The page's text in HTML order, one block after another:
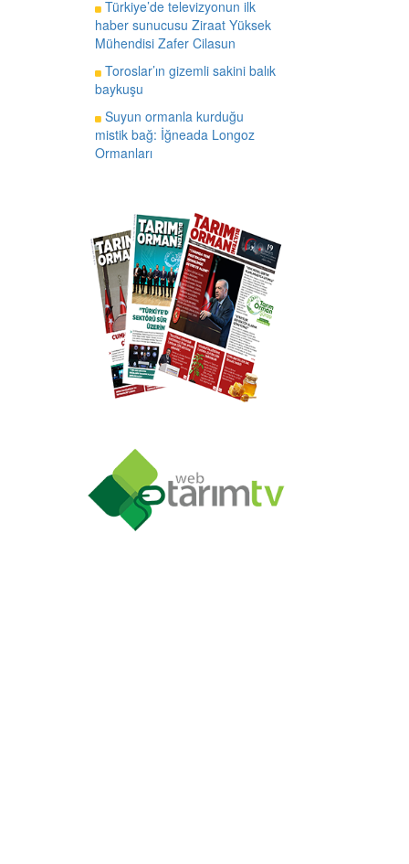
Türkiye’de televizyonun ilk
haber sunucusu Ziraat Yüksek
Mühendisi Zafer Cilasun
Toroslar’ın gizemli sakini balık
baykuşu
Suyun ormanla kurduğu
mistik bağ: İğneada Longoz
Ormanları